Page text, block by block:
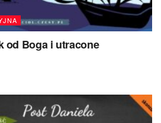
od Boga i utracone